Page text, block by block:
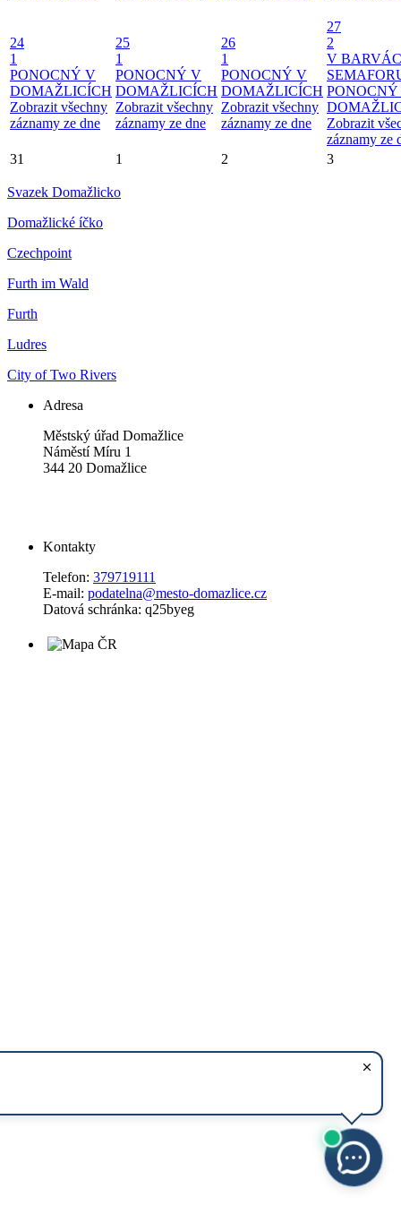
24
1
PONOCNÝ V
DOMAŽLICÍCH
Zobrazit všechny
záznamy ze dne
25
1
PONOCNÝ V
DOMAŽLICÍCH
Zobrazit všechny
záznamy ze dne
26
1
PONOCNÝ V
DOMAŽLICÍCH
Zobrazit všechny
záznamy ze dne
27
2
V
Zobrazit
záznamy ze
31
1 2 3
Svazek Domažlicko
Domažlické íčko
Czechpoint
Furth im Wald
Furth
Ludres
City of Two Rivers
Adresa
Městský úřad Domažlice
Náměstí Míru 1
344 20 Domažlice
Kontakty
Telefon: 379719111
E-mail: podatelna@mesto-domazlice.cz
Datová schránka: q25byeg